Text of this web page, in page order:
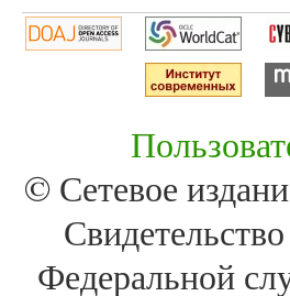
© Сетевое
Федеральной